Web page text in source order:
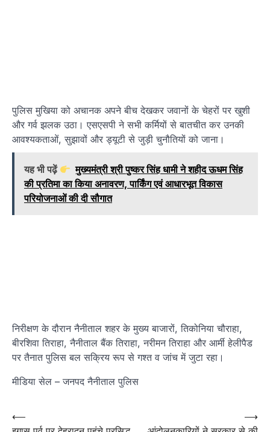
पुलिस मुखिया को अचानक अपने बीच देखकर जवानों के चेहरों पर खुशी
और गर्व झलक उठा। एसएसपी ने सभी कर्मियों से बातचीत कर उनकी
आवश्यकताओं, सुझावों और ड्यूटी से जुड़ी चुनौतियों को जाना।
यह भी पढ़ें
मुख्यमंत्री श्री पुष्कर सिंह धामी ने शहीद ऊधम सिंह
की प्रतिमा का किया अनावरण, पार्किंग एवं आधारभूत विकास
परियोजनाओं की दी सौगात
निरीक्षण के दौरान नैनीताल शहर के मुख्य बाजारों, तिकोनिया चौराहा,
बीरशिवा तिराहा, नैनीताल बैंक तिराहा, नरीमन तिराहा और आर्मी हेलीपैड
पर तैनात पुलिस बल सक्रिय रूप से गश्त व जांच में जुटा रहा।
मीडिया सेल – जनपद नैनीताल पुलिस
Post
⟵
⟶